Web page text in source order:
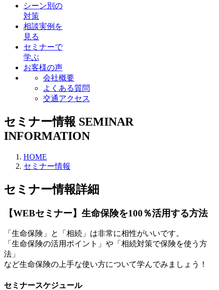
シーン別の
対策
相談実例を
見る
セミナーで
学ぶ
お客様の声
会社概要
よくある質問
交通アクセス
セミナー情報 SEMINAR
INFORMATION
HOME
セミナー情報
セミナー情報詳細
【WEBセミナー】生命保険を100％活用する方法
「生命保険」と「相続」は非常に相性がいいです。
「生命保険の活用ポイント」や「相続対策で保険を使う方
法」
など生命保険の上手な使い方について学んでみましょう！
セミナースケジュール